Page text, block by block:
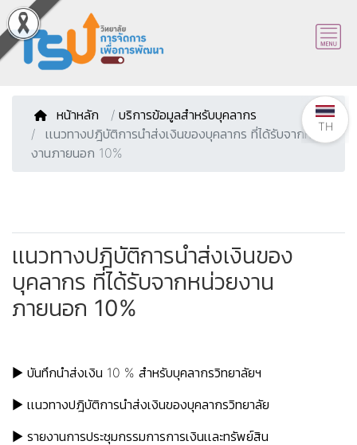
หน้าหลัก / บริการข้อมูลสำหรับบุคลากร
เเนวทางปฎิบัติการนำส่งเงินของบุคลากร ที่ได้รับจากหน่วย
งานภายนอก 10%
เเนวทางปฎิบัติการนำส่งเงินของ
บุคลากร ที่ได้รับจากหน่วยงาน
ภายนอก 10%
► บันทึกนำส่งเงิน 10 % สำหรับบุคลากรวิทยาลัยฯ
► เเนวทางปฎิบัติการนำส่งเงินของบุคลากรวิทยาลัย
► รายงานการประชุมกรรมการการเงินเเละทรัพย์สิน
TH